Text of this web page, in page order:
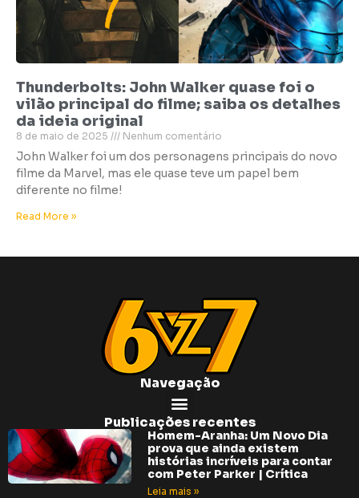
Thunderbolts: John Walker quase foi o
vilão principal do filme; saiba os detalhes
da ideia original
8 de maio de 2025 Nenhum comentário
John Walker foi um dos personagens principais do novo
filme da Marvel, mas ele quase teve um papel bem
diferente no filme!
Read More »
Navegação
Publicações recentes
Homem-Aranha: Um Novo Dia
prova que ainda existem
histórias incríveis para contar
com Peter Parker | Crítica
Leia mais »